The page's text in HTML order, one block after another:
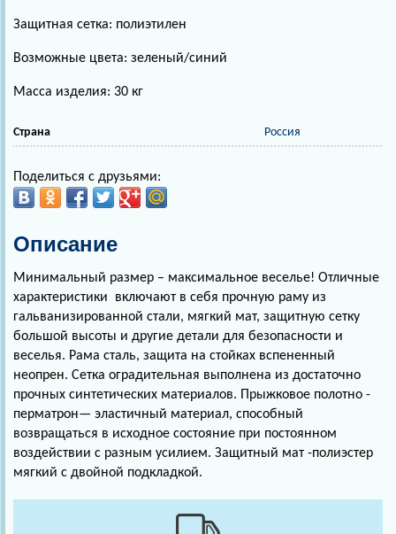
Защитная сетка: полиэтилен
Возможные цвета: зеленый/синий
Масса изделия: 30 кг
Страна Россия
Поделиться с друзьями:
Описание
Минимальный размер – максимальное веселье! Отличные
характеристики включают в себя прочную раму из
гальванизированной стали, мягкий мат, защитную сетку
большой высоты и другие детали для безопасности и
веселья. Рама сталь, защита на стойках вспененный
неопрен. Сетка оградительная выполнена из достаточно
прочных синтетических материалов. Прыжковое полотно -
перматрон— эластичный материал, способный
возвращаться в исходное состояние при постоянном
воздействии с разным усилием. Защитный мат -полиэстер
мягкий с двойной подкладкой.